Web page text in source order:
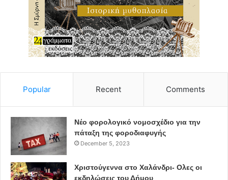
Πρόκειται για ένα πρωτοποριακό διαρκούς βιωματικής
περιβαλλοντικής εκπαίδευσης και ευαισθητοποίησης, το
οποίο επιχειρεί και επιτυγχάνει στην πράξη τη διαχείριση
των απορριμμάτων νοικοκυριών, μαθητών και
καταστημάτων εστίασης, με προδιαλογή και ταυτόχρονα
με μικρής κλίμακας επιτόπου επεξεργασία και παραγωγή
λιπάσματος για τους γλάστρες των χρηστών και για τον
Το compost ως άριστο εδαφοβελτικό υλικό
Το δίκτυο Re:Think-Βριλήσσια καλεί κάθε ενεργό πολίτη
και φορέα να λάβει μέρος σε αυτές. Το συλλογικά
παραγόμενο compost έχει ήδη πιστοποιηθεί ως άριστο
Popular Recent Comments
Νέο φορολογικό νομοσχέδιο για την
πάταξη της φοροδιαφυγής
December 5, 2023
Χριστούγεννα στο Χαλάνδρι- Ολες οι
εκδηλώσεις του Δήμου